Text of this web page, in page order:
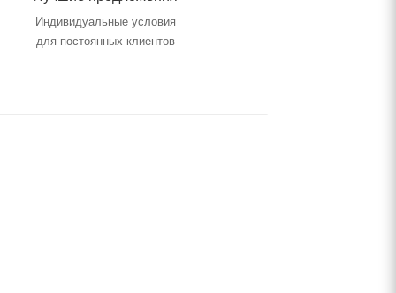
Индивидуальные условия
для постоянных клиентов